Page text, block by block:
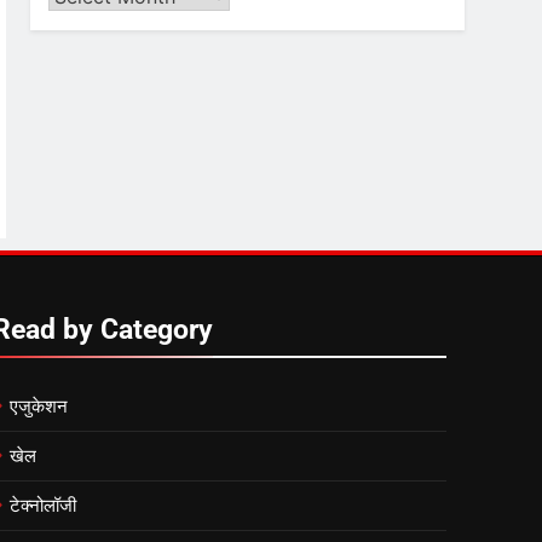
चुनाव से पहले लालू परिवार पर बड़ा
झटका, दिल्ली कोर्ट ने IRCTC
by Category
एजुकेशन
खेल
टेक्नोलॉजी